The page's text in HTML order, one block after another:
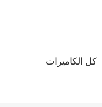
كل الكاميرات